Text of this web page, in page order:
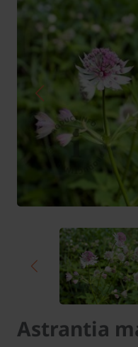
Astrantia